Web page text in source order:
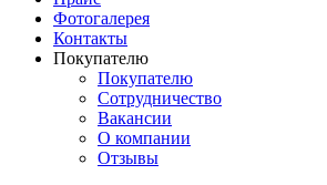
Фотогалерея
Контакты
Покупателю
Покупателю
Сотрудничество
Вакансии
О компании
Отзывы